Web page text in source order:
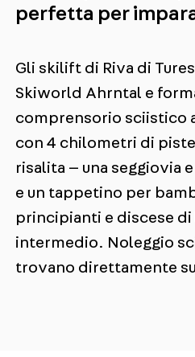
perfetta per
Gli skilift di Riva di
Skiworld Ahrntal e
comprensorio sciistico
con 4 chilometri di
risalita — una seggiovia
e un tappetino per
principianti e discese
intermedio. Noleggio
trovano direttamente